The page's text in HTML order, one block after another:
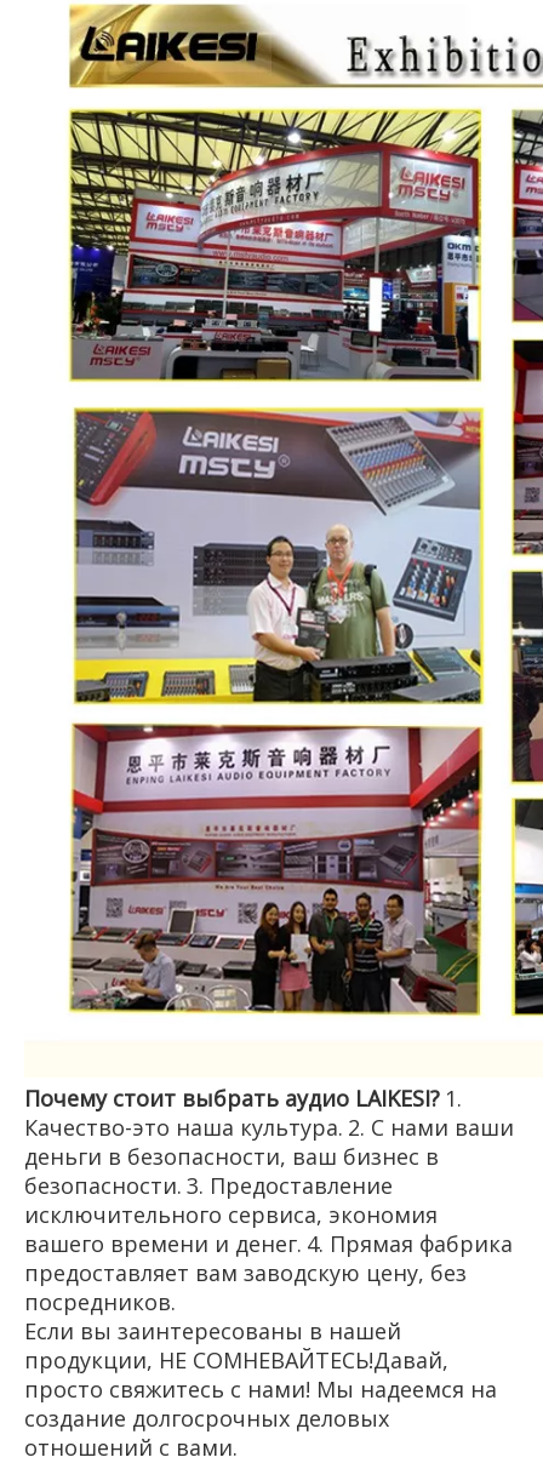
Почему стоит выбрать аудио LAIKESI? 1.
Качество-это наша культура. 2. С нами ваши
деньги в безопасности, ваш бизнес в
безопасности. 3. Предоставление
исключительного сервиса, экономия
вашего времени и денег. 4. Прямая фабрика
предоставляет вам заводскую цену, без
посредников.
Если вы заинтересованы в нашей
продукции, НЕ СОМНЕВАЙТЕСЬ!Давай,
просто свяжитесь с нами! Мы надеемся на
создание долгосрочных деловых
отношений с вами.